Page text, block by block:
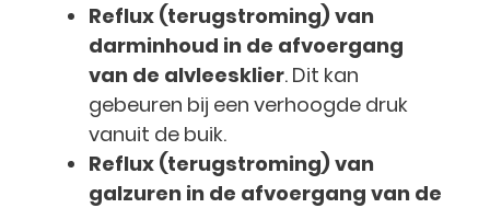
Reflux (terugstroming) van
darminhoud in de afvoergang
van de alvleesklier. Dit kan
gebeuren bij een verhoogde druk
vanuit de buik.
Reflux (terugstroming) van
galzuren in de afvoergang van de